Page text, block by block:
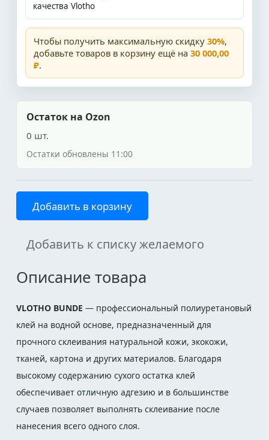
качества Vlotho
Чтобы получить максимальную скидку 30%,
добавьте товаров в корзину ещё на 30 000,00
₽.
Остаток на Ozon
0 шт.
Остатки обновлены 11:00
Добавить в корзину
Добавить к списку желаемого
Описание товара
VLOTHO BUNDE — профессиональный полиуретановый
клей на водной основе, предназначенный для
прочного склеивания натуральной кожи, экокожи,
тканей, картона и других материалов. Благодаря
высокому содержанию сухого остатка клей
обеспечивает отличную адгезию и в большинстве
случаев позволяет выполнять склеивание после
нанесения всего одного слоя.